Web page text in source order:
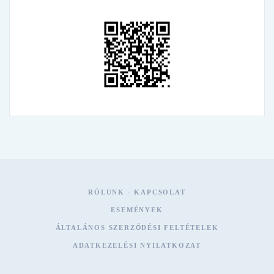
RÓLUNK - KAPCSOLAT
ESEMÉNYEK
ÁLTALÁNOS SZERZŐDÉSI FELTÉTELEK
ADATKEZELÉSI NYILATKOZAT